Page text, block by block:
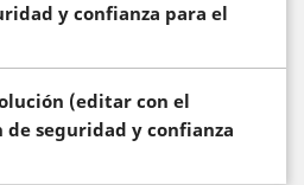
y confianza para el
(editar con el
seguridad y confianza